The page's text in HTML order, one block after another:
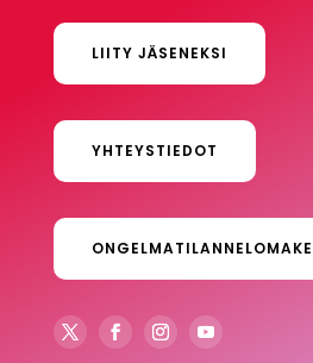
LIITY JÄSENEKSI
YHTEYSTIEDOT
ONGELMATILANNELOMAKE